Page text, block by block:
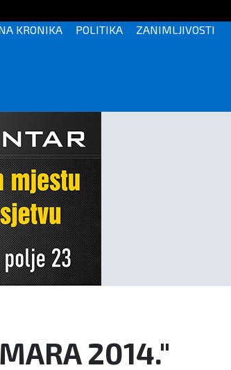
KRONIKA POLITIKA ZANIMLJIVOSTI
2014."